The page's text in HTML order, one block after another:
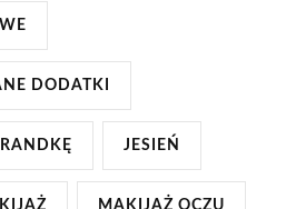
DODATKI
JESIEŃ
MAKIJAŻ OCZU